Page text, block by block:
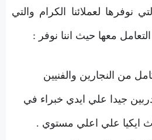
نوفرها لعملائنا الكرام والتي
معها حيث اننا نوفر :
من النجارين والفنيين
جيدا علي ايدي خبراء في
ايكيا علي اعلي مستوي .